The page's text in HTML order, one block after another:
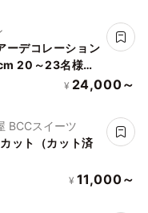
ーデコレーション
¥ 24,000～
BCCスイーツ
ット（カット済
¥ 11,000～